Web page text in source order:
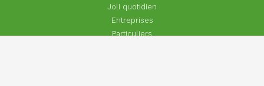
Joli quotidien
Entreprises
Particuliers